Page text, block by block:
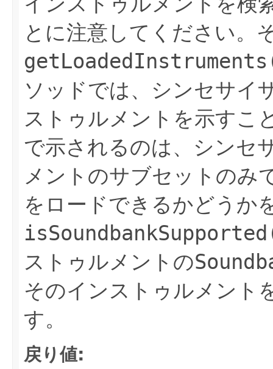
とに注意してください。
ソッドでは、シンセサイ
ストゥルメントを示すこ
で示されるのは、シンセ
メントのサブセットのみ
をロードできるかどうか
ストゥルメントの
そのインストゥルメント
す。
戻り値: